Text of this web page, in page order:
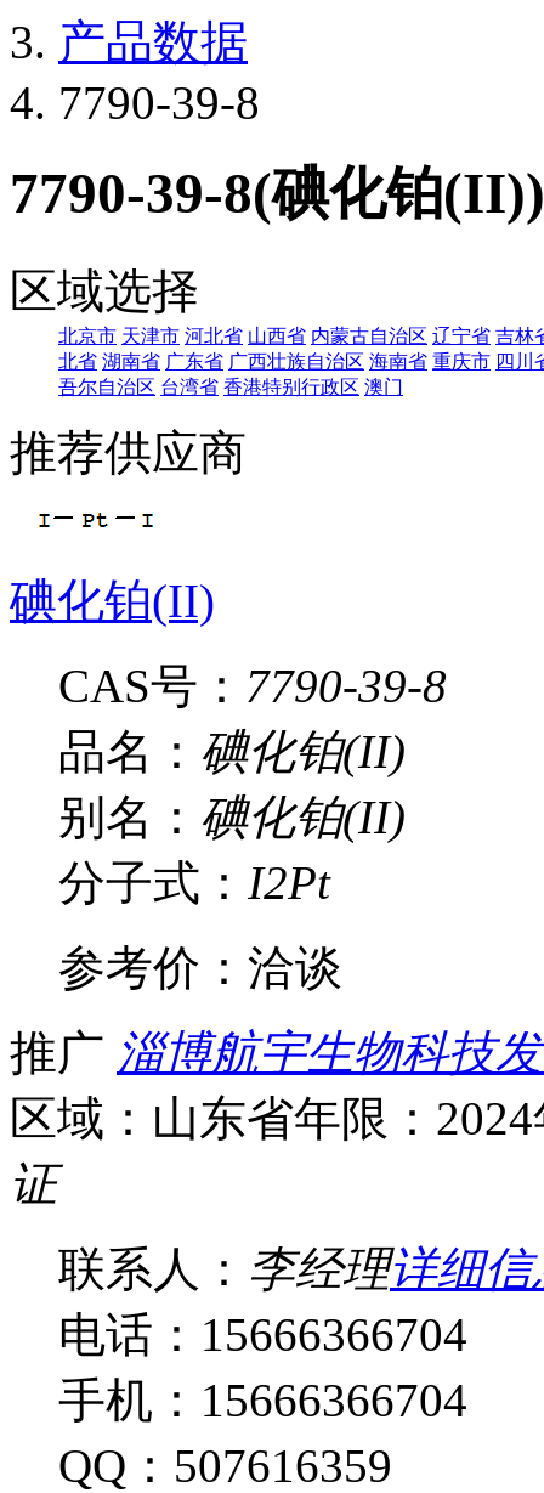
产品数据
7790-39-8
7790-39-8(碘化铂(II))
区域选择
北京市 天津市 河北省 山西省 内蒙古自治区 辽宁省 吉林
北省 湖南省 广东省 广西壮族自治区 海南省 重庆市 四川
吾尔自治区 台湾省 香港特别行政区 澳门
推荐供应商
碘化铂(II)
CAS号： 7790-39-8
品名： 碘化铂(II)
别名： 碘化铂(II)
分子式： I2Pt
参考价： 洽谈
推广 淄博航宇生物科技
区域：山东省年限：
证
联系人： 李经理详细信
电话：15666366704
手机：15666366704
QQ：507616359